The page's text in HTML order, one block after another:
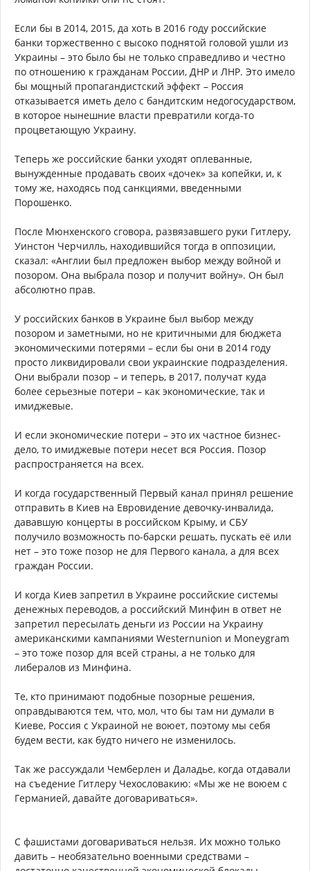
Если бы в 2014, 2015, да хоть в 2016 году российские
банки торжественно с высоко поднятой головой ушли из
Украины – это было бы не только справедливо и честно
по отношению к гражданам России, ДНР и ЛНР. Это имело
бы мощный пропагандистский эффект – Россия
отказывается иметь дело с бандитским недогосударством,
в которое нынешние власти превратили когда-то
процветающую Украину.
Теперь же российские банки уходят оплеванные,
вынужденные продавать своих «дочек» за копейки, и, к
тому же, находясь под санкциями, введенными
Порошенко.
После Мюнхенского сговора, развязавшего руки Гитлеру,
Уинстон Черчилль, находившийся тогда в оппозиции,
сказал: «Англии был предложен выбор между войной и
позором. Она выбрала позор и получит войну». Он был
абсолютно прав.
У российских банков в Украине был выбор между
позором и заметными, но не критичными для бюджета
экономическими потерями – если бы они в 2014 году
просто ликвидировали свои украинские подразделения.
Они выбрали позор – и теперь, в 2017, получат куда
более серьезные потери – как экономические, так и
имиджевые.
И если экономические потери – это их частное бизнес-
дело, то имиджевые потери несет вся Россия. Позор
распространяется на всех.
И когда государственный Первый канал принял решение
отправить в Киев на Евровидение девочку-инвалида,
дававшую концерты в российском Крыму, и СБУ
получило возможность по-барски решать, пускать её или
нет – это тоже позор не для Первого канала, а для всех
граждан России.
И когда Киев запретил в Украине российские системы
денежных переводов, а российский Минфин в ответ не
запретил пересылать деньги из России на Украину
американскими кампаниями Westеrnunion и Moneygram
– это тоже позор для всей страны, а не только для
либералов из Минфина.
Те, кто принимают подобные позорные решения,
оправдываются тем, что, мол, что бы там ни думали в
Киеве, Россия с Украиной не воюет, поэтому мы себя
будем вести, как будто ничего не изменилось.
Так же рассуждали Чемберлен и Даладье, когда отдавали
на съедение Гитлеру Чехословакию: «Мы же не воюем с
Германией, давайте договариваться».
С фашистами договариваться нельзя. Их можно только
давить – необязательно военными средствами –